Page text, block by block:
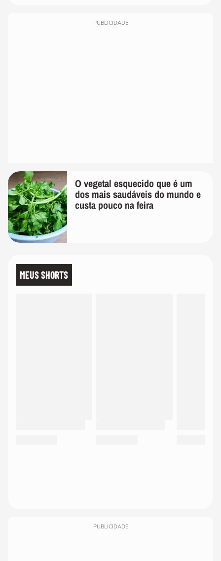
PUBLICIDADE
O vegetal esquecido que é um
dos mais saudáveis do mundo e
custa pouco na feira
MEUS SHORTS
PUBLICIDADE